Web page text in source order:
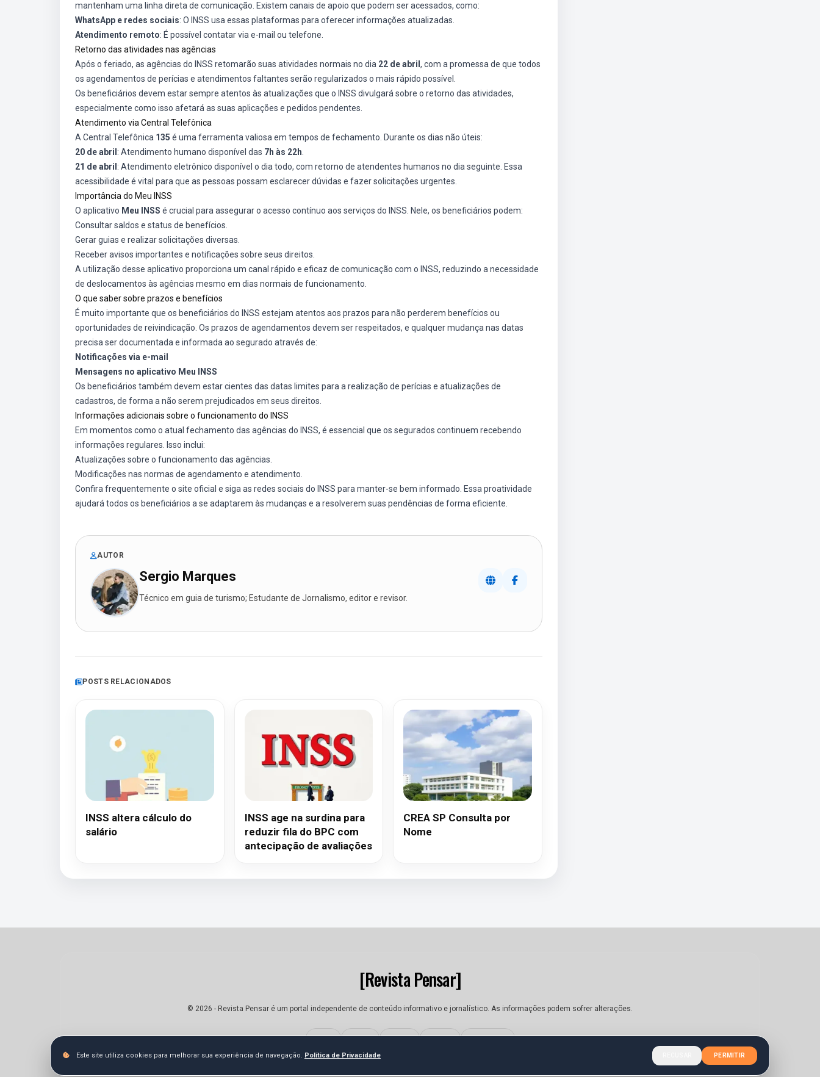
mantenham uma linha direta de comunicação. Existem canais de apoio que podem ser acessados, como:
WhatsApp e redes sociais: O INSS usa essas plataformas para oferecer informações atualizadas.
Atendimento remoto: É possível contatar via e-mail ou telefone.
Retorno das atividades nas agências
Após o feriado, as agências do INSS retomarão suas atividades normais no dia 22 de abril , com a promessa de que todos
os agendamentos de perícias e atendimentos faltantes serão regularizados o mais rápido possível.
Os beneficiários devem estar sempre atentos às atualizações que o INSS divulgará sobre o retorno das atividades,
especialmente como isso afetará as suas aplicações e pedidos pendentes.
Atendimento via Central Telefônica
A Central Telefônica 135 é uma ferramenta valiosa em tempos de fechamento. Durante os dias não úteis:
20 de abril : Atendimento humano disponível das 7h às 22h
21 de abril : Atendimento eletrônico disponível o dia todo, com retorno de atendentes humanos no dia seguinte. Essa
acessibilidade é vital para que as pessoas possam esclarecer dúvidas e fazer solicitações urgentes.
Importância do Meu INSS
O aplicativo Meu INSS é crucial para assegurar o acesso contínuo aos serviços do INSS. Nele, os beneficiários podem:
Consultar saldos e status de benefícios.
Gerar guias e realizar solicitações diversas.
Receber avisos importantes e notificações sobre seus direitos.
A utilização desse aplicativo proporciona um canal rápido e eficaz de comunicação com o INSS, reduzindo a necessidade
de deslocamentos às agências mesmo em dias normais de funcionamento.
O que saber sobre prazos e benefícios
É muito importante que os beneficiários do INSS estejam atentos aos prazos para não perderem benefícios ou
oportunidades de reivindicação. Os prazos de agendamentos devem ser respeitados, e qualquer mudança nas datas
precisa ser documentada e informada ao segurado através de:
Notificações via e-mail
Mensagens no aplicativo Meu INSS
Os beneficiários também devem estar cientes das datas limites para a realização de perícias e atualizações de
cadastros, de forma a não serem prejudicados em seus direitos.
Informações adicionais sobre o funcionamento do INSS
Em momentos como o atual fechamento das agências do INSS, é essencial que os segurados continuem recebendo
informações regulares. Isso inclui:
Atualizações sobre o funcionamento das agências.
Modificações nas normas de agendamento e atendimento.
Confira frequentemente o site oficial e siga as redes sociais do INSS para manter-se bem informado. Essa proatividade
ajudará todos os beneficiários a se adaptarem às mudanças e a resolverem suas pendências de forma eficiente.
AUTOR
Sergio Marques
Técnico em guia de turismo; Estudante de Jornalismo, editor e revisor.
POSTS RELACIONADOS
INSS altera cálculo do
salário
INSS age na surdina para
reduzir fila do BPC com
antecipação de avaliações
CREA SP Consulta por
Nome
[Revista Pensar]
© 2026 - Revista Pensar é um portal independente de conteúdo informativo e jornalístico. As informações podem sofrer alterações.
Sobre Equipe Contato Termos Privacidade
Este site utiliza cookies para melhorar sua experiência de navegação. Política de Privacidade PERMITIR